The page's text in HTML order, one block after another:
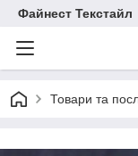
Файнест Текстайл
Товари та